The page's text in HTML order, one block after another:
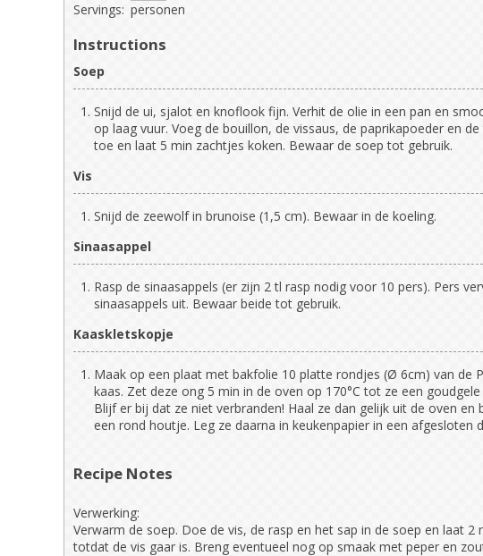
Servings: personen
Instructions
Soep
Snijd de ui, sjalot en knoflook fijn. Verhit de olie in een pan en
op laag vuur. Voeg de bouillon, de vissaus, de paprikapoeder en
toe en laat 5 min zachtjes koken. Bewaar de soep tot gebruik.
Vis
Snijd de zeewolf in brunoise (1,5 cm). Bewaar in de koeling.
Sinaasappel
Rasp de sinaasappels (er zijn 2 tl rasp nodig voor 10 pers). Pers
sinaasappels uit. Bewaar beide tot gebruik.
Kaaskletskopje
Maak op een plaat met bakfolie 10 platte rondjes (Ø 6cm) van de
kaas. Zet deze ong 5 min in de oven op 170°C tot ze een goudgele
Blijf er bij dat ze niet verbranden! Haal ze dan gelijk uit de oven en
een rond houtje. Leg ze daarna in keukenpapier in een afgesloten
Recipe Notes
Verwerking:
Verwarm de soep. Doe de vis, de rasp en het sap in de soep en laat 2
totdat de vis gaar is. Breng eventueel nog op smaak met peper en